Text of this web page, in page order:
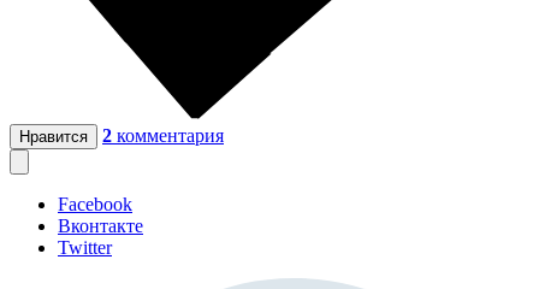
Нравится 2 комментария
Facebook
Вконтакте
Twitter